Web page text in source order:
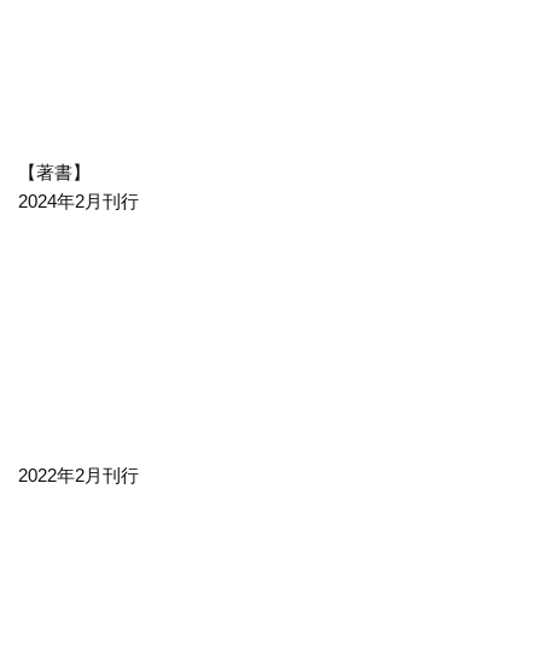
【著書】
2024年2月刊行
2022年2月刊行